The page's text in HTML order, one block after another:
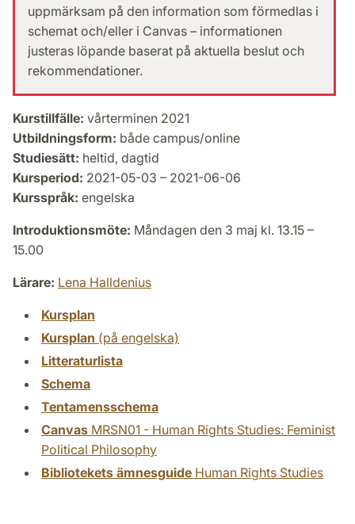
uppmärksam på den information som förmedlas i
schemat och/eller i Canvas – informationen
justeras löpande baserat på aktuella beslut och
rekommendationer.
Kurstillfälle: vårterminen 2021
Utbildningsform: både campus/online
Studiesätt: heltid, dagtid
Kursperiod: 2021-05-03 – 2021-06-06
Kursspråk: engelska
Introduktionsmöte: Måndagen den 3 maj kl. 13.15 –
15.00
Lärare: Lena Halldenius
Kursplan
Kursplan (på engelska)
Litteraturlista
Schema
Tentamensschema
Canvas MRSN01 - Human Rights Studies: Feminist
Political Philosophy
Bibliotekets ämnesguide Human Rights Studies